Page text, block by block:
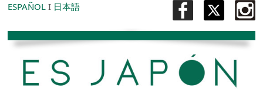
ESPAÑOL I 日本語